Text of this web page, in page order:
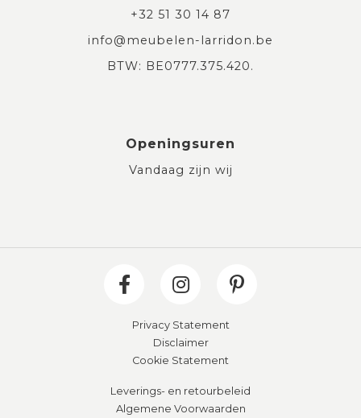
+32 51 30 14 87
info@meubelen-larridon.be
BTW: BE0777.375.420.
Openingsuren
Vandaag zijn wij
Privacy Statement
Disclaimer
Cookie Statement
Leverings- en retourbeleid
Algemene Voorwaarden